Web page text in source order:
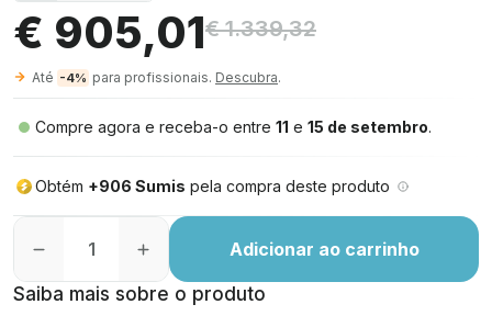
€ 905,01€ 1.339,32
Até -4% para profissionais. Descubra.
Compre agora e receba-o entre 11 e 15 de setembro.
Obtém +906 Sumis pela compra deste produto
Adicionar ao carrinho
Saiba mais sobre o produto